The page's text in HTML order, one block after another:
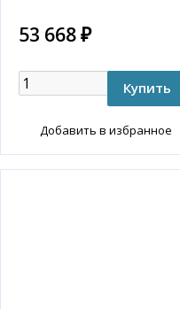
53 668 ₽
Добавить в избранное